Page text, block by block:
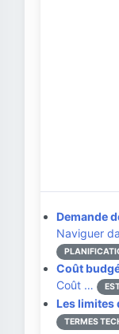
Demande
Naviguer
Coût
Coût …
Les limites
TERMES